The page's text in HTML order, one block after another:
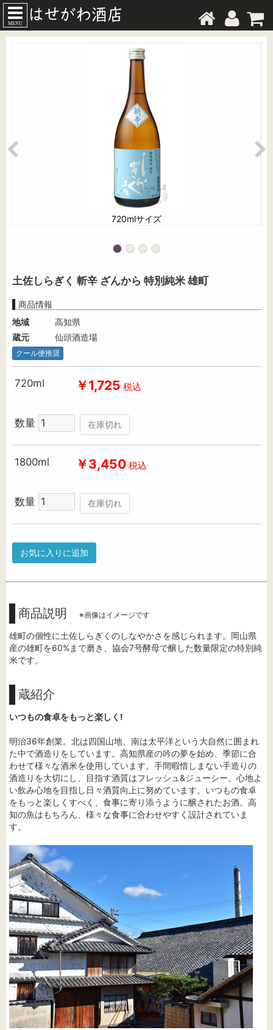
MENU
720mlサイズ
土佐しらぎく 斬辛 ざんから 特別純米 雄町
商品情報
地域
高知県
蔵元
仙頭酒造場
クール便推奨
720ml ￥1,725 税込
数量 在庫切れ
1800ml ￥3,450 税込
数量 在庫切れ
お気に入りに追加
商品説明 ※画像はイメージです
雄町の個性に土佐しらぎくのしなやかさを感じられます。岡山県
産の雄町を60%まで磨き、協会7号酵母で醸した数量限定の特別純
米です。
蔵紹介
いつもの食卓をもっと楽しく!
明治36年創業。北は四国山地、南は太平洋という大自然に囲まれ
た中で酒造りをしています。高知県産の吟の夢を始め、季節に合
わせて様々な酒米を使用しています。手間暇惜しまない手造りの
酒造りを大切にし、目指す酒質はフレッシュ&ジューシー。心地よ
い飲み心地を目指し日々酒質向上に努めています。いつもの食卓
をもっと楽しくすべく、食事に寄り添うように醸されたお酒。高
知の魚はもちろん、様々な食事に合わせやすく設計されていま
す。